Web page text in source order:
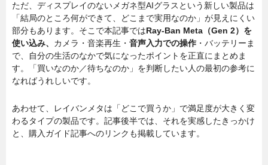
ただ、ディスプレイのないメガネ型AIグラスという新しい製品は
「結局のところ何ができて、どこまで実用なのか」が見えにくい
部分もあります。そこで本記事ではRay-Ban Meta（Gen 2）を
使い込み、 カメラ・音楽再生・ 音声入力での操作 ・バッテリーま
で、自分の生活のなかで気になったポイントを正直にまとめま
す。「買いなのか／待ちなのか」を判断したい人の最初の参考に
なればうれしいです。
あわせて、レイバンメタは「どこで買うか」で満足度が大きく変
わるタイプの製品です。記事後半では、それを実感したきっかけ
と、購入ガイド記事へのリンクも掲載しています。